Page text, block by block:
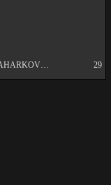
【SAHARKOVVA】 29